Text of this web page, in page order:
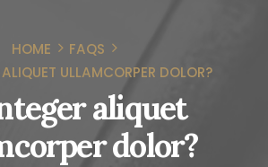
HOME
FAQS
ULLAMCORPER DOLOR?
aliquet
dolor?